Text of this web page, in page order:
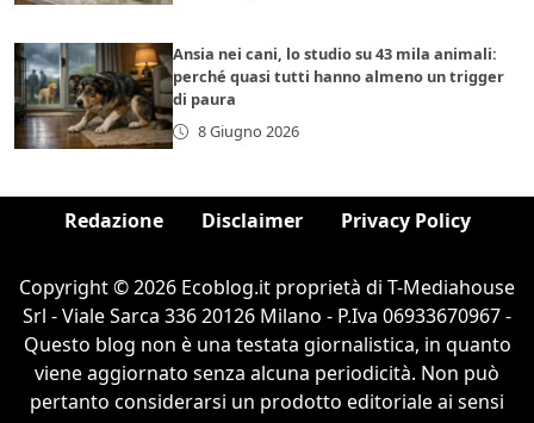
Ansia nei cani, lo studio su 43 mila animali:
perché quasi tutti hanno almeno un trigger
di paura
8 Giugno 2026
Redazione Disclaimer Privacy Policy
Copyright © 2026 Ecoblog.it proprietà di T-Mediahouse
Srl - Viale Sarca 336 20126 Milano - P.Iva 06933670967 -
Questo blog non è una testata giornalistica, in quanto
viene aggiornato senza alcuna periodicità. Non può
pertanto considerarsi un prodotto editoriale ai sensi